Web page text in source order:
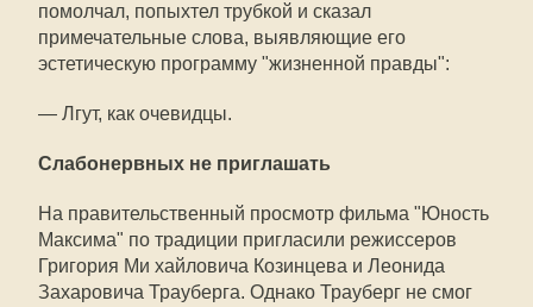
помолчал, попыхтел трубкой и сказал
примечательные слова, выявляющие его
эстетическую программу "жизненной правды":
— Лгут, как очевидцы.
Слабонервных не приглашать
На правительственный просмотр фильма "Юность
Максима" по традиции пригласили режиссеров
Григория Ми хайловича Козинцева и Леонида
Захаровича Трауберга. Однако Трауберг не смог